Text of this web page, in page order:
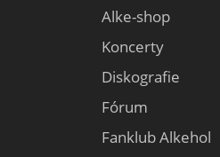
Alke-shop
Koncerty
Diskografie
Fórum
Fanklub Alkehol